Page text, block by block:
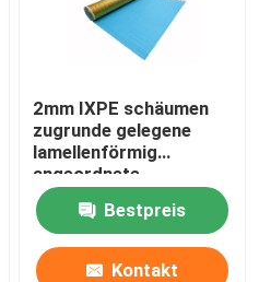
2mm IXPE schäumen
zugrunde gelegene
lamellenförmig
angeordnete
Luxusobere Grenze mit
goldenem Film
Bestpreis
Kontakt